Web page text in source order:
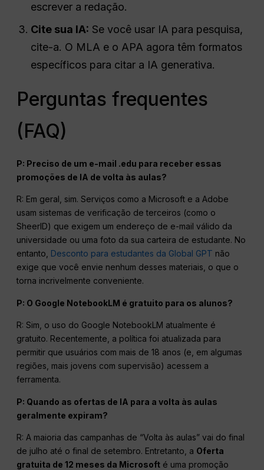
escrever a redação.
Cite sua IA: Se você usar IA para pesquisa,
cite-a. O MLA e o APA agora têm formatos
específicos para citar a IA generativa.
Perguntas frequentes
(FAQ)
P: Preciso de um e-mail .edu para receber essas
promoções de IA de volta às aulas?
R: Em geral, sim. Serviços como a Microsoft e a Adobe
usam sistemas de verificação de terceiros (como o
SheerID) que exigem um endereço de e-mail válido da
universidade ou uma foto da sua carteira de estudante. No
entanto, Desconto para estudantes da Global GPT não
exige que você envie nenhum desses materiais, o que o
torna incrivelmente conveniente.
P: O Google NotebookLM é gratuito para os alunos?
R: Sim, o uso do Google NotebookLM atualmente é
gratuito. Recentemente, a política foi atualizada para
permitir que usuários com mais de 18 anos (e, em algumas
regiões, mais jovens com supervisão) acessem a
ferramenta.
P: Quando as ofertas de IA para a volta às aulas
geralmente expiram?
R: A maioria das campanhas de “Volta às aulas” vai do final
de julho até o final de setembro. Entretanto, a Oferta
gratuita de 12 meses da Microsoft é uma promoção